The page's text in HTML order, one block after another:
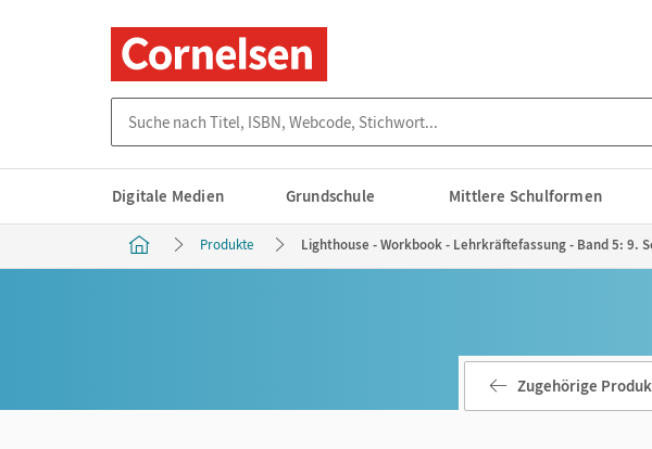
Digitale Medien Grundschule Mittlere Schulformen
Produkte Lighthouse - Workbook - Lehrkräftefassung - Band 5: 9.
Zugehörige